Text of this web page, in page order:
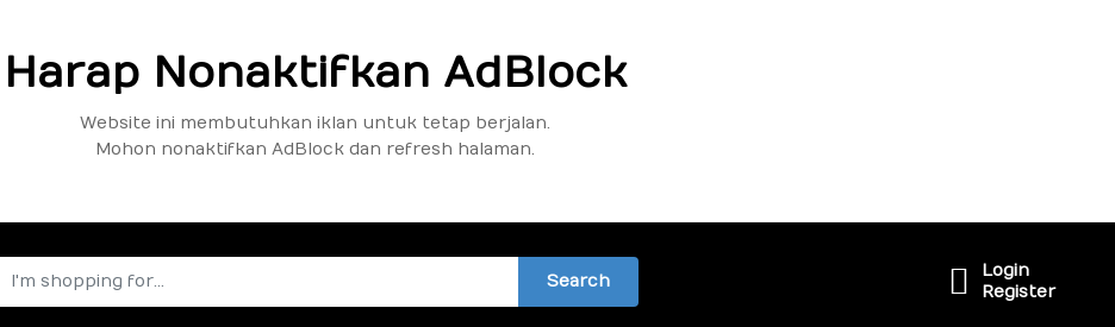
Harap Nonaktifkan AdBlock
Website ini membutuhkan iklan untuk tetap berjalan.
Mohon nonaktifkan AdBlock dan refresh halaman.
Search
Login
Register